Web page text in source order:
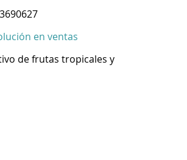
en ventas
de frutas tropicales y